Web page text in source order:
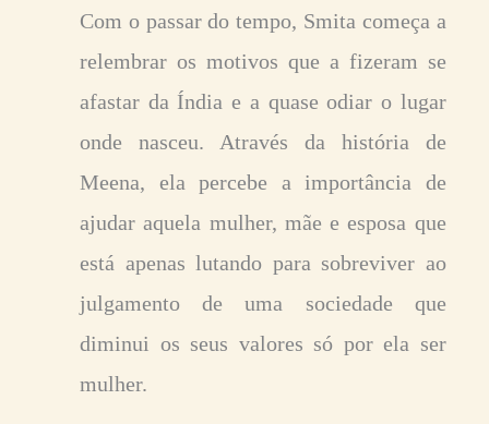
Com o passar do tempo, Smita começa a
relembrar os motivos que a fizeram se
afastar da Índia e a quase odiar o lugar
onde nasceu. Através da história de
Meena, ela percebe a importância de
ajudar aquela mulher, mãe e esposa que
está apenas lutando para sobreviver ao
julgamento de uma sociedade que
diminui os seus valores só por ela ser
mulher.